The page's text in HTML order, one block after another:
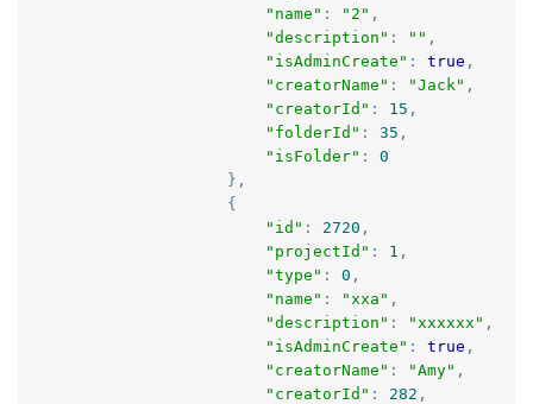
"name" : "2" ,
"description" : "" ,
"isAdminCreate" : true ,
"creatorName" : "Jack" ,
"creatorId" : 15 ,
"folderId" : 35 ,
"isFolder" :
0
},
{
"id" : 2720 ,
"projectId" : 1 ,
"type" : 0 ,
"name" : "xxa" ,
"description" : "xxxxxx" ,
"isAdminCreate" : true ,
"creatorName" : "Amy" ,
"creatorId" : 282 ,